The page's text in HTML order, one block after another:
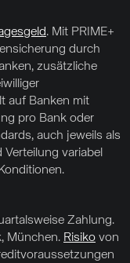
. Mit PRIME+
durch
zusätzliche
auf Banken mit
pro Bank oder
auch jeweils als
Verteilung variabel
Zahlung.
München. Risiko von